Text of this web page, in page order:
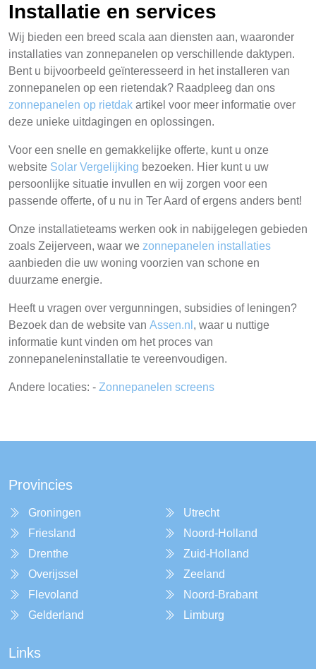
Installatie en services
Wij bieden een breed scala aan diensten aan, waaronder
installaties van zonnepanelen op verschillende daktypen.
Bent u bijvoorbeeld geïnteresseerd in het installeren van
zonnepanelen op een rietendak? Raadpleeg dan ons
zonnepanelen op rietdak artikel voor meer informatie over
deze unieke uitdagingen en oplossingen.
Voor een snelle en gemakkelijke offerte, kunt u onze
website Solar Vergelijking bezoeken. Hier kunt u uw
persoonlijke situatie invullen en wij zorgen voor een
passende offerte, of u nu in Ter Aard of ergens anders bent!
Onze installatieteams werken ook in nabijgelegen gebieden
zoals Zeijerveen, waar we zonnepanelen installaties
aanbieden die uw woning voorzien van schone en
duurzame energie.
Heeft u vragen over vergunningen, subsidies of leningen?
Bezoek dan de website van Assen.nl , waar u nuttige
informatie kunt vinden om het proces van
zonnepaneleninstallatie te vereenvoudigen.
Andere locaties: - Zonnepanelen screens
Provincies
Groningen
Friesland
Drenthe
Overijssel
Flevoland
Gelderland
Utrecht
Noord-Holland
Zuid-Holland
Zeeland
Noord-Brabant
Limburg
Links